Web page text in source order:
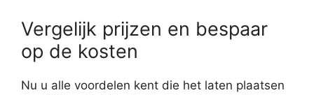
Vergelijk prijzen en bespaar
op de kosten
Nu u alle voordelen kent die het laten plaatsen